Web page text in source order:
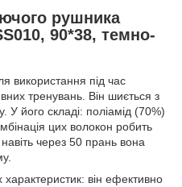
рушника
90*38, темно-
використання під час
тренувань. Він шиється з
У його складі: поліамід (70%)
цих волокон робить
через 50 прань вона
він ефективно